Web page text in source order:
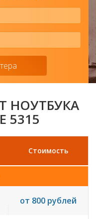
НОУТБУКА
5315
Стоимость
от 800 рублей